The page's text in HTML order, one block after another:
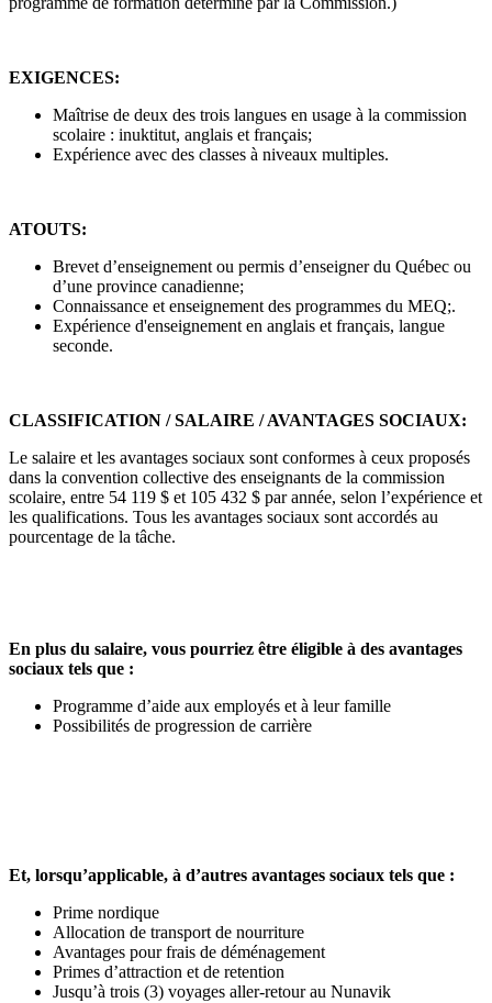
EXIGENCES:
Maîtrise de deux des trois langues en usage à la commission
scolaire : inuktitut, anglais et français;
Expérience avec des classes à niveaux multiples.
ATOUTS:
Brevet d’enseignement ou permis d’enseigner du Québec ou
d’une province canadienne;
Connaissance et enseignement des programmes du MEQ;.
Expérience d'enseignement en anglais et français, langue
seconde.
CLASSIFICATION / SALAIRE / AVANTAGES SOCIAUX:
Le salaire et les avantages sociaux sont conformes à ceux proposés
dans la convention collective des enseignants de la commission
scolaire, entre 54 119 $ et 105 432 $ par année, selon l’expérience et
les qualifications. Tous les avantages sociaux sont accordés au
pourcentage de la tâche.
En plus du salaire, vous pourriez être éligible à des avantages
sociaux tels que :
Programme d’aide aux employés et à leur famille
Possibilités de progression de carrière
Et, lorsqu’applicable, à d’autres avantages sociaux tels que :
Prime nordique
Allocation de transport de nourriture
Avantages pour frais de déménagement
Primes d’attraction et de retention
Jusqu’à trois (3) voyages aller-retour au Nunavik